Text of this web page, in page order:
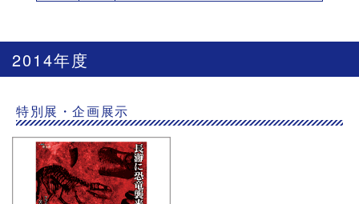
2014年度
特別展・企画展示